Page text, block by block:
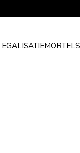
EGALISATIEMORTELS